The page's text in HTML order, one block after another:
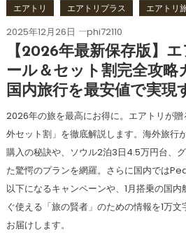
エアトリ エアトリプラス エアトリ
2025年12月26日 phi72110
【2026年最新保存版】
ール＆セット割完全攻略
国内旅行を最安値で実現
2026年の旅を最高にお得に。エアトリが
外セット割」を徹底解説します。海外旅行
購入の秘訣や、ソウル2泊3日4.5万円台、
た驚愕のプランを網羅。さらに国内では
以下になるキャンペーンや、1月搭乗の国
ぐ使える「旅の賢者」のための情報を1万
お届けします。